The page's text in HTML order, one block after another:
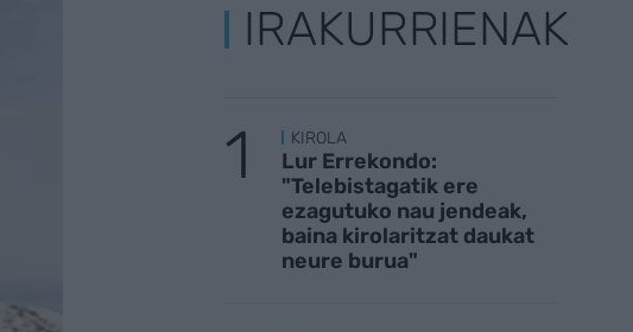
IRAKURRIENAK
KIROLA
Lur Errekondo:
"Telebistagatik ere
ezagutuko nau jendeak,
baina kirolaritzat daukat
neure burua"